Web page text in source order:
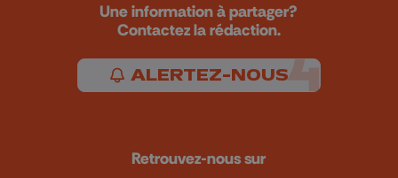
Une information à partager?
Contactez la rédaction.
ALERTEZ-NOUS
Retrouvez-nous sur